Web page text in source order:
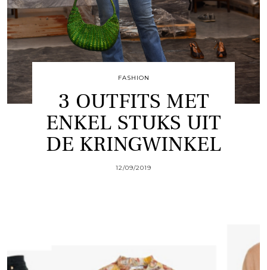
FASHION
3 OUTFITS MET
ENKEL STUKS UIT
DE KRINGWINKEL
12/09/2019